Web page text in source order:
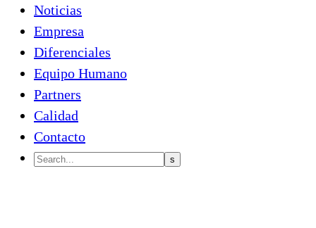
Noticias
Empresa
Diferenciales
Equipo Humano
Partners
Calidad
Contacto